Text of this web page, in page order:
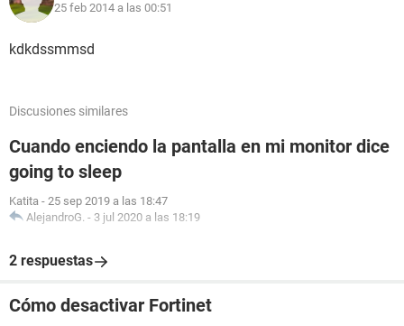
25 feb 2014 a las 00:51
kdkdssmmsd
Discusiones similares
Cuando enciendo la pantalla en mi monitor dice
going to sleep
Katita - 25 sep 2019 a las 18:47
AlejandroG. - 3 jul 2020 a las 18:19
2 respuestas
Cómo desactivar Fortinet